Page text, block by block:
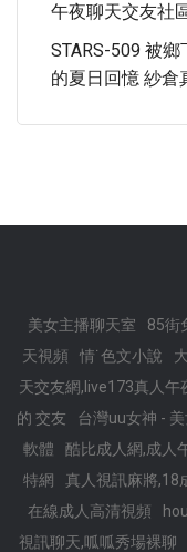
午夜聊天交友社
STARS-509 被
的夏日回憶 紗倉
美女主播聊天室 85街
天視頻
情˙色文小說
天交友網,live173真人午
的 交友
台灣uu女神 -
軟體
酷比成人網,成人
特網
真人視訊麻將,18
在線成人高清視頻
視訊聊天,呱呱秀場裸聊